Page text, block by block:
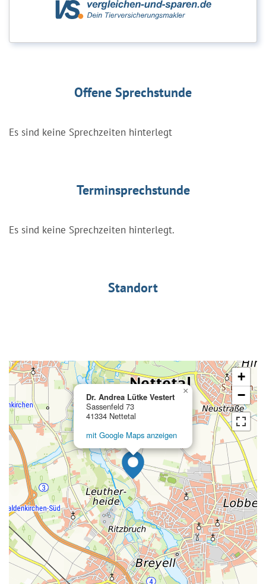
Offene Sprechstunde
Es sind keine Sprechzeiten hinterlegt
Terminsprechstunde
Es sind keine Sprechzeiten hinterlegt.
Standort
Dr. Andrea Lütke Vestert
Sassenfeld 73
41334 Nettetal
mit Google Maps anzeigen
×
+
−